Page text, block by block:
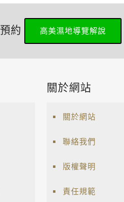
約 高美濕地導覽解說
關於網站
關於網站
聯絡我們
版權聲明
責任規範